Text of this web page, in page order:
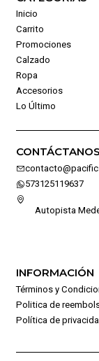
Inicio
Carrito
Promociones
Calzado
Ropa
Accesorios
Lo Último
CONTÁCTANOS
573125119637
Autopista
INFORMACIÓN
Términos y
Politica de
Política de